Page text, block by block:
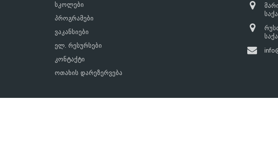
სკოლები
პროგრამები
ვაკანსიები
ელ. რესურსები
კონტაქტი
ოთახის დარეზერვება